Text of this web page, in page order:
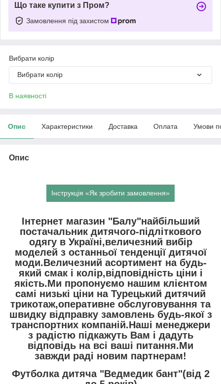
Що таке купити з Пром?
Замовлення під захистом
Вибрати колір
Вибрати колір
В наявності
Опис Характеристики Доставка Оплата Умови
Опис
Інструкція «Як зробити замовлення»
Інтернет магазин "Балу"найбільший
постачальник дитячого-підліткового
одягу в Україні,величезний вибір
моделей з останньої тенденції дитячої
моди.Величезний асортимент на будь-
який смак і колір,відповідність ціни і
якість.Ми пропонуємо нашим клієнтом
самі низькі ціни на Турецький дитячий
трикотаж,оперативне обслуговування та
швидку відправку замовлень будь-якої з
транспортних компаній.Наші менеджери
з радістю підкажуть Вам і дадуть
відповідь на всі ваші питання.Ми
завжди раді новим партнерам!
Футболка дитяча "Ведмедик бант"(від 2